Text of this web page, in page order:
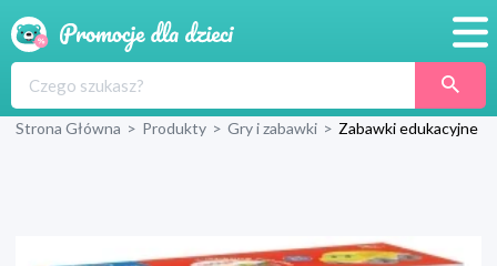
Produkty
Strona Główna > Produkty > Gry i zabawki > Zabawki edukacyjne